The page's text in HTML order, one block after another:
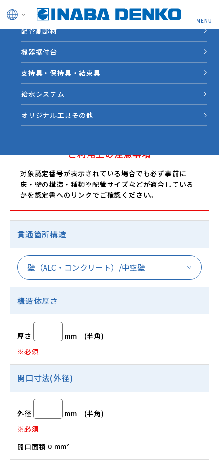
ドレン管
配管副部材
機器据付台
支持具・保持具・結束具
給水システム
オリジナル工具その他
HOME
防火区画貫通部材 耐火選定ツール
防火区画貫通部材 【IRTZ】耐火テープ 冷凍冷蔵タイプ 選定
ツール
防火区画貫通部材 【IRTZ】耐火テー
プ 冷凍冷蔵タイプ 選定ツール
ご利用上の注意事項
対象認定番号が表示されている場合でも必ず事前に
床・壁の構造・種類や配管サイズなどが適合している
かを認定書へのリンクでご確認ください。
貫通箇所構造
構造体厚さ
厚さ mm
(半角)
※必須
開口寸法(外径)
外径 mm
(半角)
※必須
開口面積 0 mm²